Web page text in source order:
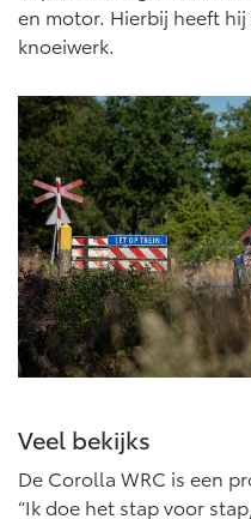
en motor. Hierbij heeft
knoeiwerk.
Veel bekijks
De Corolla WRC is een
“Ik doe het stap voor